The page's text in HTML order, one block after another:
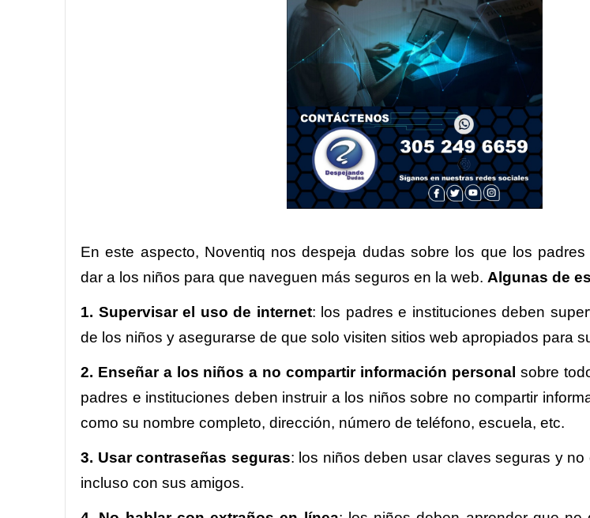
En este aspecto, Noventiq nos despeja dudas sobre los que los
dar a los niños para que naveguen más seguros en la web. Algunas de
1. Supervisar el uso de internet: los padres e instituciones deben
de los niños y asegurarse de que solo visiten sitios web apropiados para
2. Enseñar a los niños a no compartir información personal sobre
padres e instituciones deben instruir a los niños sobre no compartir
como su nombre completo, dirección, número de teléfono, escuela, etc.
3. Usar contraseñas seguras: los niños deben usar claves seguras y no
incluso con sus amigos.